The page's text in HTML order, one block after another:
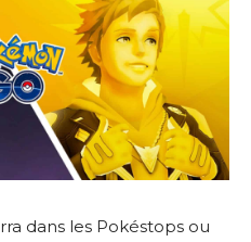
dans les Pokéstops ou